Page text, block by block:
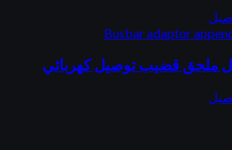
ملحق قضيب توصيل كهربائي